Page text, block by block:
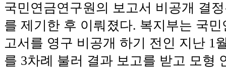
국민연금연구원의 보고서 비공개 결
를 제기한 후 이뤄졌다. 복지부는 국
고서를 영구 비공개 하기 전인 지난 1
를 3차례 불러 결과 보고를 받고 모형